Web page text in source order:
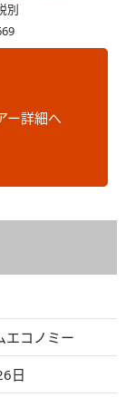
別
ー詳細へ
エコノミー
日